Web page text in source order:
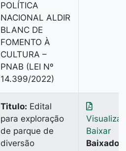
POLÍTICA
NACIONAL ALDIR
BLANC DE
FOMENTO À
CULTURA –
PNAB (LEI Nº
14.399/2022)
Titulo: Edital
para exploração
de parque de
diversão
Baixar
Baixado: